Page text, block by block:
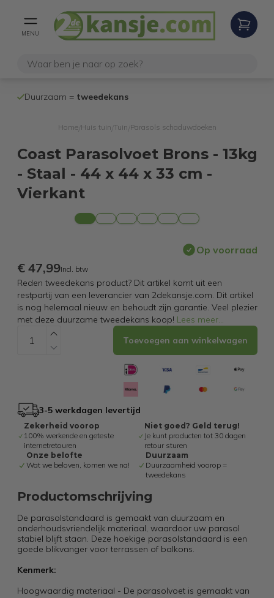
MENU
Duurzaam = tweedekans
Home/ Huis tuin Tuin Parasols schaduwdoeken
Coast Parasolvoet Brons - 13kg
- Staal - 44 x 44 x 33 cm -
Vierkant
Op voorraad
€ 47,99Incl. btw
Reden tweedekans product? Dit artikel komt uit een
restpartij van een leverancier van 2dekansje.com. Dit artikel
is nog helemaal nieuw en behoudt zijn garantie. Veel plezier
met deze duurzame tweedekans koop! Lees meer...
Toevoegen aan winkelwagen
3-5 werkdagen levertijd
Zekerheid voorop
100% werkende en geteste
internetretouren
Niet goed? Geld terug!
Je kunt producten tot 30 dagen
retour sturen
Onze belofte
Wat we beloven, komen we na!
Duurzaam
Duurzaamheid voorop =
tweedekans
Productomschrijving
De parasolstandaard is gemaakt van duurzaam en
onderhoudsvriendelijk materiaal, waardoor uw parasol
stabiel blijft staan. Deze hoekige parasolstandaard is een
goede blikvanger voor terrassen of balkons.
Kenmerk:
Hoogwaardig materiaal - De parasolvoet is gemaakt van